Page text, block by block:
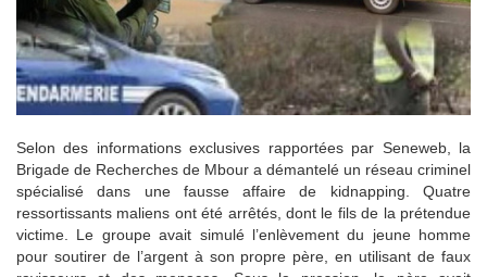
Selon des informations exclusives rapportées par Seneweb, la
Brigade de Recherches de Mbour a démantelé un réseau criminel
spécialisé dans une fausse affaire de kidnapping. Quatre
ressortissants maliens ont été arrêtés, dont le fils de la prétendue
victime. Le groupe avait simulé l’enlèvement du jeune homme
pour soutirer de l’argent à son propre père, en utilisant de faux